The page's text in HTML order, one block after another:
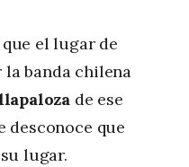
el lugar de
la banda chilena
de ese
desconoce que
lugar.